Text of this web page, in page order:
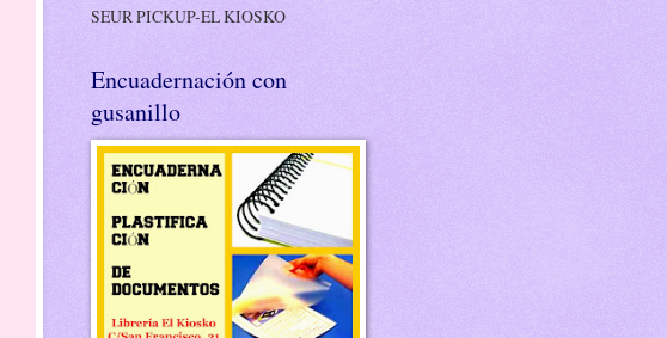
SEUR PICKUP-EL KIOSKO
Encuadernación con
gusanillo